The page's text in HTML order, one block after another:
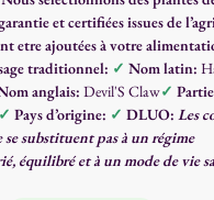
et certifiées issues de
etre ajoutées à votre
traditionnel: ✓ Nom latin:
anglais: Devil'S Claw✓
✓ Pays d’origine: ✓ DLUO: Les
substituent pas à un régime
équilibré et à un mode de vie